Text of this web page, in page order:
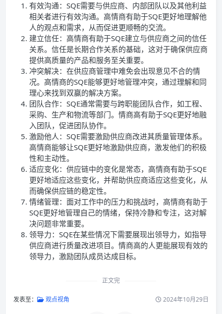
有效沟通：SQE需要与供应商、内部团队以及其他利益
相关者进行有效沟通。高情商有助于SQE更好地理解他
人的观点和需求，从而促进更顺畅的交流。
建立信任：高情商有助于SQE建立与供应商之间的信任
关系。信任是长期合作关系的基础，这对于确保供应商
提供高质量的产品和服务至关重要。
冲突解决：在供应商管理中难免会出现意见不合的情
况。高情商的SQE能够更好地管理冲突，通过理解和同
理心来找到双赢的解决方案。
团队合作：SQE通常需要与跨职能团队合作，如工程、
采购、生产和物流等部门。情商高有助于SQE更好地融
入团队，促进团队协作。
激励他人：SQE需要激励供应商改进其质量管理体系。
高情商能够让SQE更好地激励供应商，激发他们的积极
性和主动性。
适应变化：供应链中的变化是常态，高情商有助于SQE
更好地适应这些变化，并帮助供应商适应这些变化，从
而确保供应链的稳定性。
情绪管理：面对工作中的压力和挑战时，高情商有助于
SQE更好地管理自己的情绪，保持冷静和专注，这对解
决问题非常重要。
领导力：SQE在某些情况下需要展现出领导力，如指导
供应商进行质量改进项目。情商高的人更能展现有效的
领导力，激励团队成员达成目标。
正文完
发表至： 观点视角 2024年10月29日